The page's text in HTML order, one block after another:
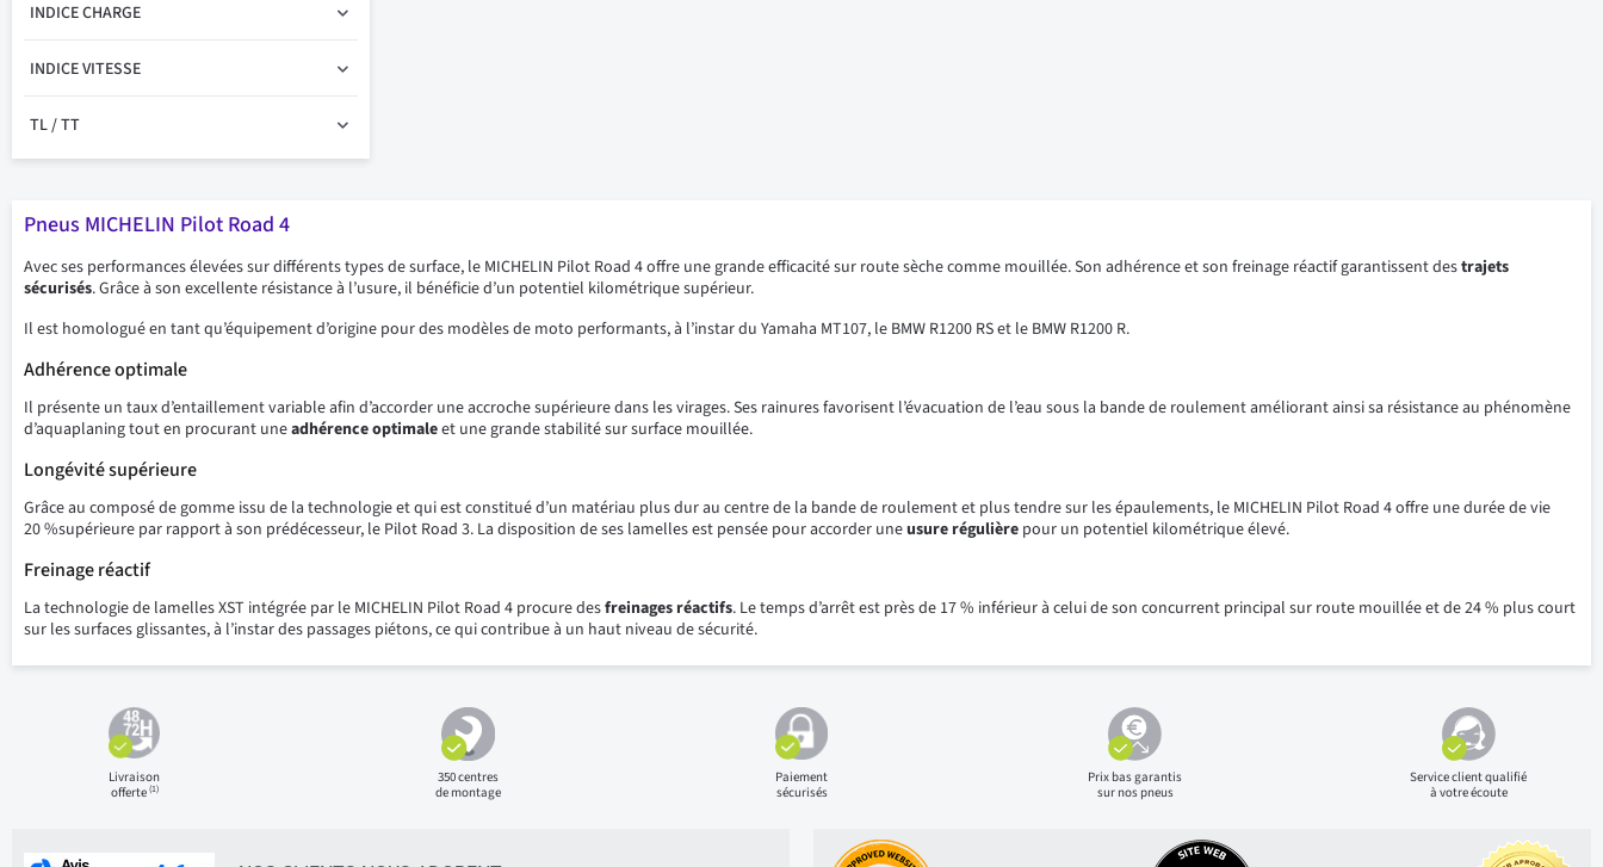
INDICE CHARGE
INDICE VITESSE
TL / TT
Pneus MICHELIN Pilot Road 4
Avec ses performances élevées sur différents types de surface, le MICHELIN Pilot Road 4 offre une grande efficacité sur route sèche comme mouillée. Son adhérence et son freinage réactif garantissent destrajets
sécurisés. Grâce à son excellente résistance à l’usure, il bénéficie d’un potentiel kilométrique supérieur.
Il est homologué en tant qu’équipement d’origine pour des modèles de moto performants, à l’instar du Yamaha MT107, le BMW R1200 RS et le BMW R1200 R.
Adhérence optimale
Il présente un taux d’entaillement variable afin d’accorder une accroche supérieure dans les virages. Ses rainures favorisent l’évacuation de l’eau sous la bande de roulement améliorant ainsi sa résistance au phénomène
d’aquaplaning tout en procurant uneadhérence optimaleet une grande stabilité sur surface mouillée.
Longévité supérieure
Grâce au composé de gomme issu de la technologie et qui est constitué d’un matériau plus dur au centre de la bande de roulement et plus tendre sur les épaulements, le MICHELIN Pilot Road 4 offre une durée de vie
20 %supérieure par rapport à son prédécesseur, le Pilot Road 3. La disposition de ses lamelles est pensée pour accorder uneusure régulière pour un potentiel kilométrique élevé.
Freinage réactif
La technologie de lamelles XST intégrée par le MICHELIN Pilot Road 4 procure desfreinages réactifs. Le temps d’arrêt est près de 17 % inférieur à celui de son concurrent principal sur route mouillée et de 24 % plus court
sur les surfaces glissantes, à l’instar des passages piétons, ce qui contribue à un haut niveau de sécurité.
Livraison
offerte(1)
350 centres
de montage
Paiement
sécurisés
Prix basgarantis
sur nos pneus
Service client qualifié
à votre écoute